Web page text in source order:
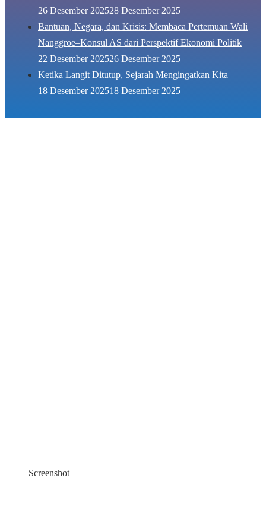
26 Desember 202528 Desember 2025
Bantuan, Negara, dan Krisis: Membaca Pertemuan Wali
Nanggroe–Konsul AS dari Perspektif Ekonomi Politik
22 Desember 202526 Desember 2025
Ketika Langit Ditutup, Sejarah Mengingatkan Kita
18 Desember 202518 Desember 2025
Screenshot